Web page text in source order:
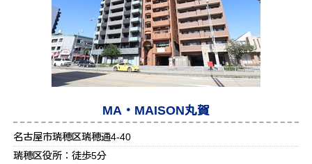
MA・MAISON丸賀
名古屋市瑞穂区瑞穂通4-40
瑞穂区役所：徒歩5分